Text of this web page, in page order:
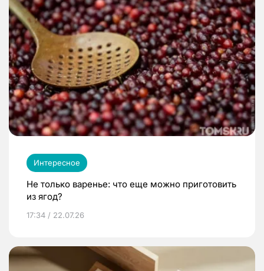
Интересное
Не только варенье: что еще можно приготовить
из ягод?
17:34 / 22.07.26